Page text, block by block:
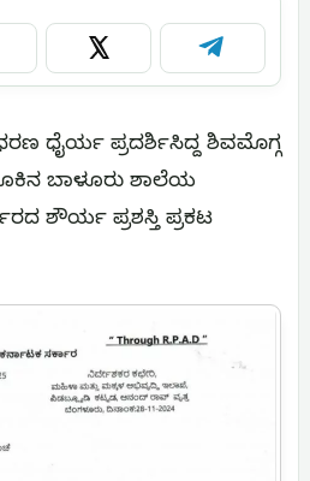
X Telegram
ಧೈರ್ಯ ಪ್ರದರ್ಶಿಸಿದ್ದ ಶಿವಮೊಗ್ಗ
ಬಾಳೂರು ಶಾಲೆಯ
ಶೌರ್ಯ ಪ್ರಶಸ್ತಿ ಪ್ರಕಟ